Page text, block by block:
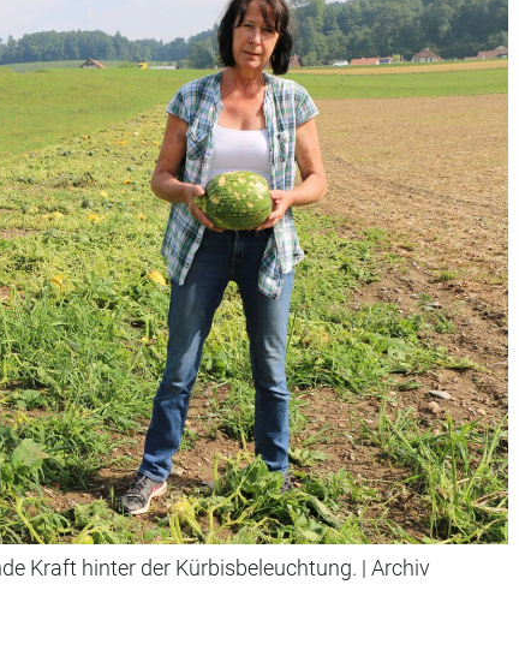
Kraft hinter der Kürbisbeleuchtung. | Archiv